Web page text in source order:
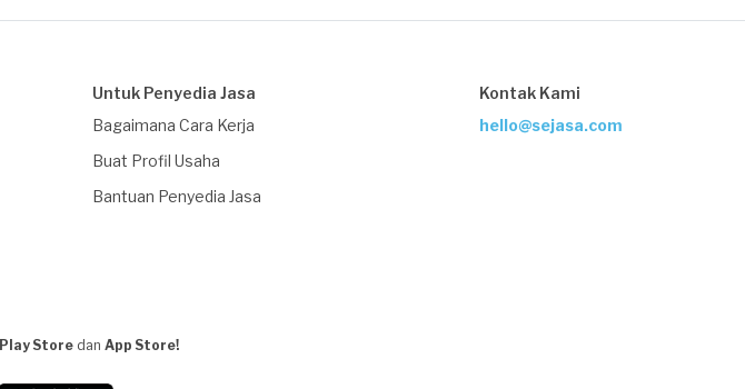
Untuk Penyedia Jasa
Bagaimana Cara Kerja
Buat Profil Usaha
Bantuan Penyedia Jasa
Kontak Kami
hello@sejasa.com
Play Store dan App Store!